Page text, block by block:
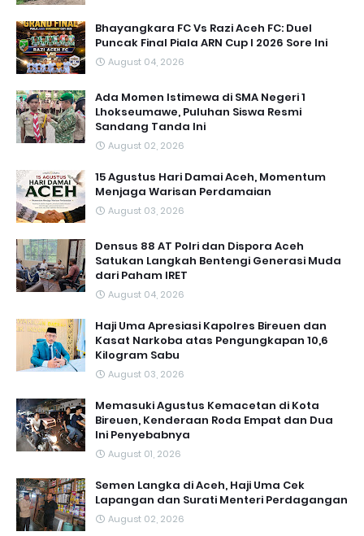
Bhayangkara FC Vs Razi Aceh FC: Duel
Puncak Final Piala ARN Cup I 2026 Sore Ini
August 04, 2026
Ada Momen Istimewa di SMA Negeri 1
Lhokseumawe, Puluhan Siswa Resmi
Sandang Tanda Ini
August 02, 2026
15 Agustus Hari Damai Aceh, Momentum
Menjaga Warisan Perdamaian
August 03, 2026
Densus 88 AT Polri dan Dispora Aceh
Satukan Langkah Bentengi Generasi Muda
dari Paham IRET
August 04, 2026
Haji Uma Apresiasi Kapolres Bireuen dan
Kasat Narkoba atas Pengungkapan 10,6
Kilogram Sabu
August 03, 2026
Memasuki Agustus Kemacetan di Kota
Bireuen, Kenderaan Roda Empat dan Dua
Ini Penyebabnya
August 01, 2026
Semen Langka di Aceh, Haji Uma Cek
Lapangan dan Surati Menteri Perdagangan
August 02, 2026